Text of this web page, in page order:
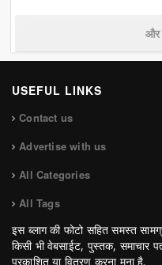
और
USEFUL LINKS
Contact us
Advertise with us
All Categories
All Tags
इस ब्लाग की फोटो सहित समस्त
किसी भी वेबसाईट, पुस्तक, समाचार
प्रकाशित या वितरण करना मना है.